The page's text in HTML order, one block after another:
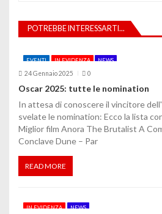
o
n
e
a
r
t
POTREBBE INTERESSARTI...
EVENTI IN EVIDENZA NEWS
24 Gennaio 2025 0
Oscar 2025: tutte le nomination
In attesa di conoscere il vincitore
svelate le nomination: Ecco la lista
Miglior film Anora The Brutalist A
Conclave Dune – Par
READ MORE
IN EVIDENZA NEWS